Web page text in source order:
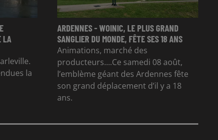
LA
la
ARDENNES - WOINIC, LE PLUS GRAND
SANGLIER DU MONDE, FÊTE SES 18 ANS
Animations, marché des
producteurs....Ce samedi 08 août,
l’emblème géant des Ardennes fête
son grand déplacement d’il y a 18
ans.